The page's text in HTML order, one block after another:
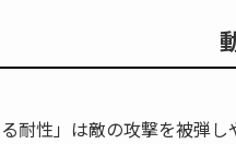
る耐性」は敵の攻撃を被弾